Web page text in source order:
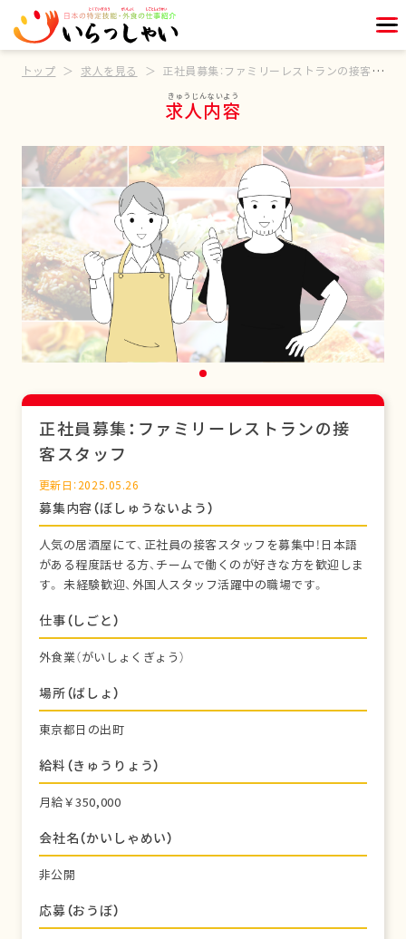
トップ 求人を見る 正社員募集：ファミリーレストランの接客スタッフ
求人内容
正社員募集：ファミリーレストランの接
客スタッフ
更新日：2025.05.26
募集内容（ぼしゅうないよう）
人気の居酒屋にて、正社員の接客スタッフを募集中！日本語
がある程度話せる方、チームで働くのが好きな方を歓迎しま
す。 未経験歓迎、外国人スタッフ活躍中の職場です。
仕事（しごと）
外食業（がいしょくぎょう）
場所（ばしょ）
東京都日の出町
給料（きゅうりょう）
月給￥350,000
会社名（かいしゃめい）
非公開
応募（おうぼ）